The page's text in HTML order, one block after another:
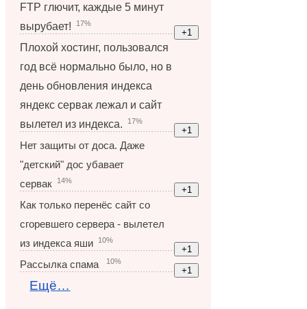
FTP глючит, каждые 5 минут
вырубает!
17%
Плохой хостинг, пользовался
год всё нормально было, но в
день обновления индекса
яндекс сервак лежал и сайт
вылетел из индекса.
17%
Нет защиты от доса. Даже
"детский" дос убавает
сервак
14%
Как только перенёс сайт со
сгоревшего сервера - вылетел
из индекса яши
10%
Рассылка спама 10%
Ещё…